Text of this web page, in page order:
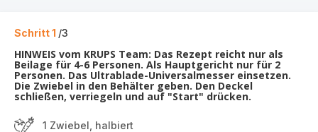
Schritt 1 /3
HINWEIS vom KRUPS Team: Das Rezept reicht nur als
Beilage für 4-6 Personen. Als Hauptgericht nur für 2
Personen. Das Ultrablade-Universalmesser einsetzen.
Die Zwiebel in den Behälter geben. Den Deckel
schließen, verriegeln und auf "Start" drücken.
1 Zwiebel, halbiert